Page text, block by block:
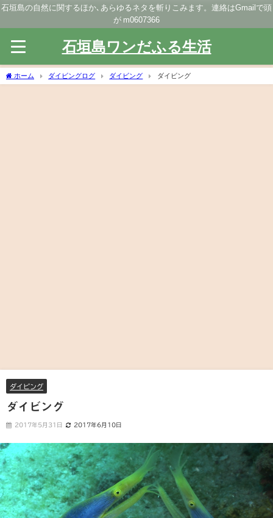
石垣島の自然に関するほか､あらゆるネタを斬りこみます。連絡はGmailで頭
が m0607366
石垣島ワンだふる生活
ホーム ダイビングログ ダイビング ダイビング
ダイビング
ダイビング
2017年5月31日 2017年6月10日